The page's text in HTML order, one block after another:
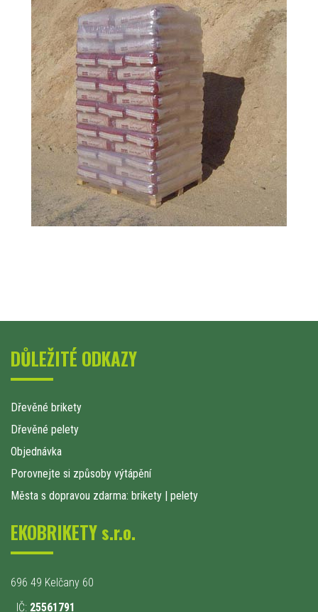
DŮLEŽITÉ ODKAZY
Dřevěné brikety
Dřevěné pelety
Objednávka
Porovnejte si způsoby výtápění
Města s dopravou zdarma: brikety | pelety
EKOBRIKETY s.r.o.
696 49 Kelčany 60
IČ: 25561791